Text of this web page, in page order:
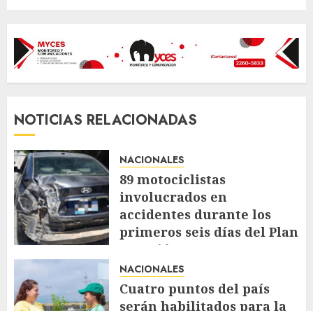
NOTICIAS RELACIONADAS
NACIONALES
89 motociclistas
involucrados en
accidentes durante los
primeros seis días del Plan
Vacación 2026
AGOSTO 7, 2026
NACIONALES
Cuatro puntos del país
serán habilitados para la